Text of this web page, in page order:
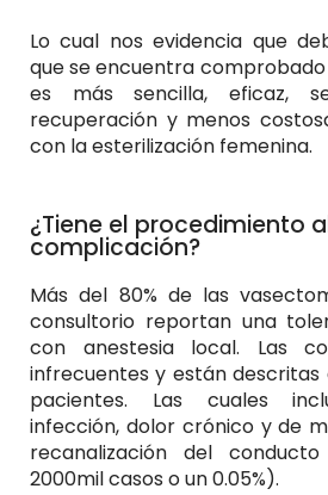
Lo cual nos evidencia que
que se encuentra
es más sencilla, eficaz,
recuperación y menos
con la esterilización femenina.
¿Tiene el procedimiento
complicación?
Más del 80% de las
consultorio reportan una
con anestesia local. Las
infrecuentes y están descritas
pacientes. Las cuales
infección, dolor crónico y de
recanalización del
2000mil casos o un 0.05%).